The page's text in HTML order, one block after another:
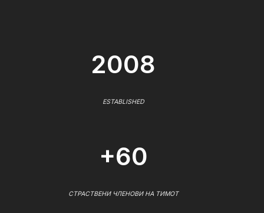
2008
ESTABLISHED
+60
СТРАСТВЕНИ ЧЛЕНОВИ НА ТИМОТ